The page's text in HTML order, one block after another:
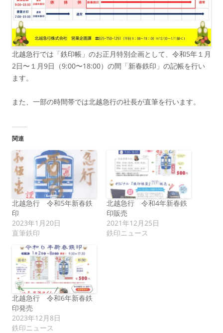
北越急行では「鉄印帳」のお正月特別企画として、令和5年１月
2日〜１月9日（9:00〜18:00）の間「新春鉄印」の記帳を行い
ます。
また、一部の時間帯では北越急行の社長が直筆を行います。
関連
北越急行 令和5年新春鉄
印
2023年1月20日
直筆鉄印
北越急行 令和4年新春鉄
印販売
2021年12月25日
鉄印ニュース
北越急行 令和6年新春鉄
印発売
2023年12月8日
鉄印ニュース